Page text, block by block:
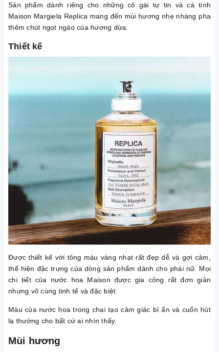
Sản phẩm dành riêng cho những cô gái tự tin và cá tính
Maison Margiela Replica mang đến mùi hương nhẹ nhàng pha
thêm chút ngọt ngào của hương dừa.
Thiết kế
Được thiết kế với tông màu vàng nhạt rất đẹp dễ và gợi cảm,
thể hiện đặc trưng của dòng sản phẩm dành cho phái nữ. Mọi
chi tiết của nước hoa Maison được gia công rất đơn giản
nhưng vô cùng tinh tế và đặc biệt.
Màu của nước hoa trong chai tạo cảm giác bí ẩn và cuốn hút
lạ thường cho bất cứ ai nhìn thấy.
Mùi hương